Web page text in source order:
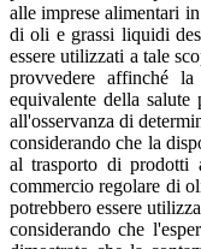
alle imprese alimentari
di oli e grassi liquidi
essere utilizzati a tale
provvedere affinché
equivalente della salute
all'osservanza di
considerando che la
al trasporto di prodotti
commercio regolare di
potrebbero essere
considerando che